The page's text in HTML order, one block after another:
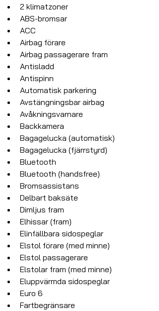
2 klimatzoner
ABS-bromsar
ACC
Airbag förare
Airbag passagerare fram
Antisladd
Antispinn
Automatisk parkering
Avstängningsbar airbag
Avåkningsvarnare
Backkamera
Bagagelucka (automatisk)
Bagagelucka (fjärrstyrd)
Bluetooth
Bluetooth (handsfree)
Bromsassistans
Delbart baksäte
Dimljus fram
Elhissar (fram)
Elinfällbara sidospeglar
Elstol förare (med minne)
Elstol passagerare
Elstolar fram (med minne)
Eluppvärmda sidospeglar
Euro 6
Fartbegränsare